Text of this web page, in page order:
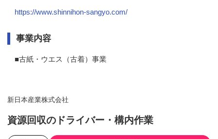
https://www.shinnihon-sangyo.com/
事業内容
■古紙・ウエス（古着）事業
新日本産業株式会社
資源回収のドライバー・構内作業